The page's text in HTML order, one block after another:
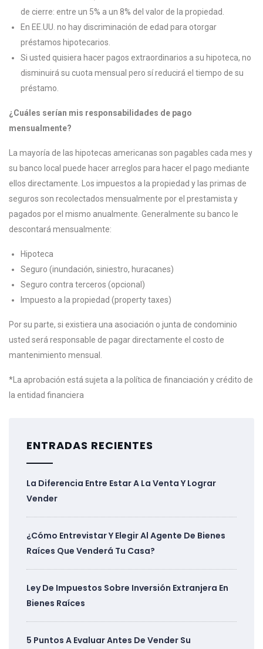
de cierre: entre un 5% a un 8% del valor de la propiedad.
En EE.UU. no hay discriminación de edad para otorgar
préstamos hipotecarios.
Si usted quisiera hacer pagos extraordinarios a su hipoteca, no
disminuirá su cuota mensual pero sí reducirá el tiempo de su
préstamo.
¿Cuáles serían mis responsabilidades de pago
mensualmente?
La mayoría de las hipotecas americanas son pagables cada mes y
su banco local puede hacer arreglos para hacer el pago mediante
ellos directamente. Los impuestos a la propiedad y las primas de
seguros son recolectados mensualmente por el prestamista y
pagados por el mismo anualmente. Generalmente su banco le
descontará mensualmente:
Hipoteca
Seguro (inundación, siniestro, huracanes)
Seguro contra terceros (opcional)
Impuesto a la propiedad (property taxes)
Por su parte, si existiera una asociación o junta de condominio
usted será responsable de pagar directamente el costo de
mantenimiento mensual.
*La aprobación está sujeta a la política de financiación y crédito de
la entidad financiera
ENTRADAS RECIENTES
La Diferencia Entre Estar A La Venta Y Lograr
Vender
¿Cómo Entrevistar Y Elegir Al Agente De Bienes
Raíces Que Venderá Tu Casa?
Ley De Impuestos Sobre Inversión Extranjera En
Bienes Raíces
5 Puntos A Evaluar Antes De Vender Su